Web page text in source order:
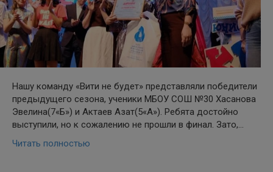
Нашу команду «Вити не будет» представляли победители
предыдущего сезона, ученики МБОУ СОШ №30 Хасанова
Эвелина(7«Б») и Актаев Азат(5«А»). Ребята достойно
выступили, но к сожалению не прошли в финал. Зато,…
Читать полностью